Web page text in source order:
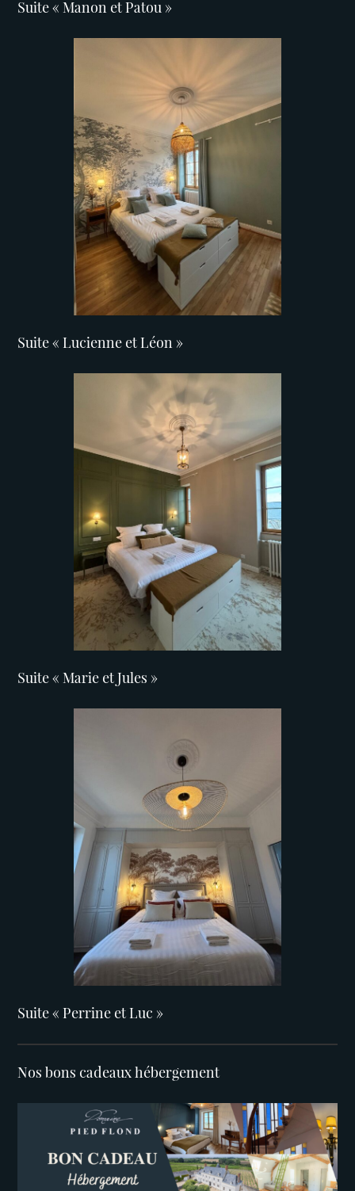
Suite « Manon et Patou »
Suite « Lucienne et Léon »
Suite « Marie et Jules »
Suite « Perrine et Luc »
Nos bons cadeaux hébergement